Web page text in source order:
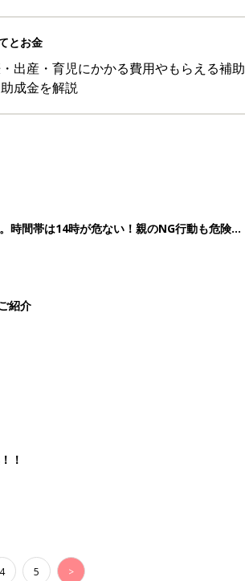
とお金
出産・育児にかかる費用やもらえる補助
成金を解説
時間帯は14時が危ない！親のNG行動も危険を
紹介
！
4 5 >